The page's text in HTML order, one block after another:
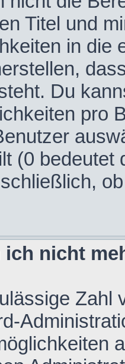
Titel und
in die
Du
pro
(0 bedeutet
ich nicht
Zahl